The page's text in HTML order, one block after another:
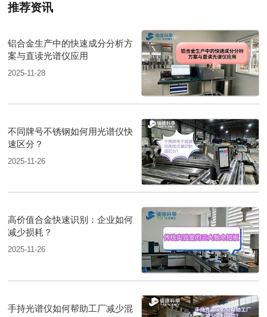
推荐资讯
铝合金生产中的快速成分分析方
案与直读光谱仪应用
2025-11-28
不同牌号不锈钢如何用光谱仪快
速区分？
2025-11-26
高价值合金快速识别：企业如何
减少损耗？
2025-11-26
手持光谱仪如何帮助工厂减少混